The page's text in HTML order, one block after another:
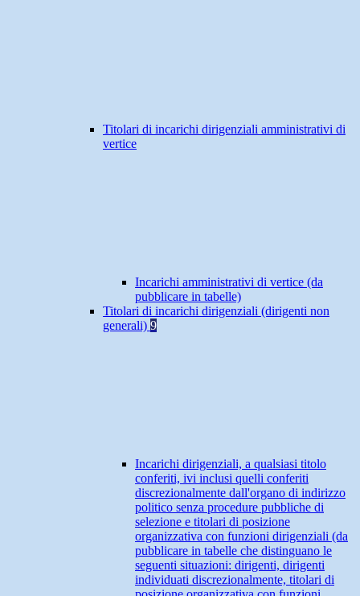
Titolari di incarichi dirigenziali amministrativi di
vertice
Incarichi amministrativi di vertice (da
pubblicare in tabelle)
Titolari di incarichi dirigenziali (dirigenti non
generali) 9
Incarichi dirigenziali, a qualsiasi titolo
conferiti, ivi inclusi quelli conferiti
discrezionalmente dall'organo di indirizzo
politico senza procedure pubbliche di
selezione e titolari di posizione
organizzativa con funzioni dirigenziali (da
pubblicare in tabelle che distinguano le
seguenti situazioni: dirigenti, dirigenti
individuati discrezionalmente, titolari di